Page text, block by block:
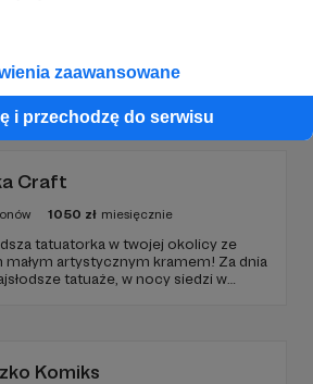
zaawansowane
i przechodzę do serwisu
Craft
1050 zł miesięcznie
tatuatorka w twojej okolicy ze
małym artystycznym kramem! Za dnia
tatuaże, w nocy siedzi w
Komiks